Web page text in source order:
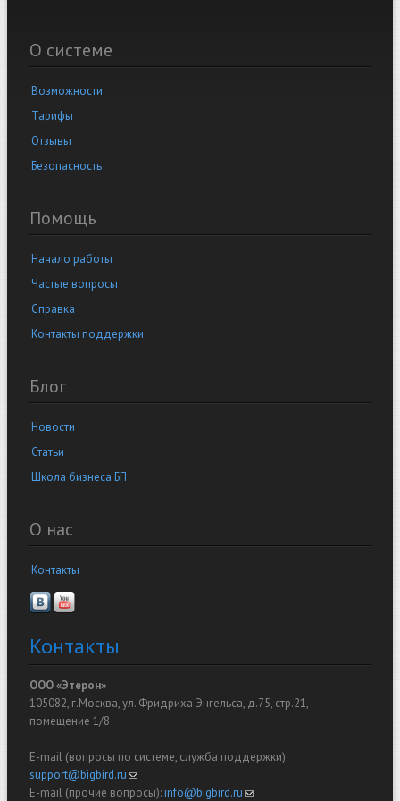
О системе
Возможности
Тарифы
Отзывы
Безопасность
Помощь
Начало работы
Частые вопросы
Справка
Контакты поддержки
Блог
Новости
Статьи
Школа бизнеса БП
О нас
Контакты
Контакты
ООО «Этерон»
105082, г.Москва, ул. Фридриха Энгельса, д.75, стр.21,
помещение 1/8
E-mail (вопросы по системе, служба поддержки):
support@bigbird.ru(link sends e-mail)
E-mail (прочие вопросы):info@bigbird.ru(link sends e-mail)